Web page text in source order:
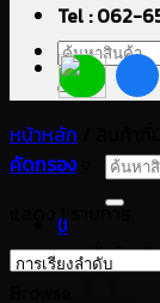
ค้นหา:
ค้นหา:
0
ตะกร้าสินค้
Tel : 062-
หน้าหลัก
คัดกรอง
แสดง 1 รายการ